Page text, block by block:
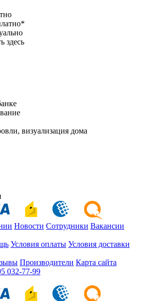
здесь
визуализация дома
Новости Сотрудники Вакансии
Условия оплаты Условия доставки
Производители Карта сайта
032-77-99